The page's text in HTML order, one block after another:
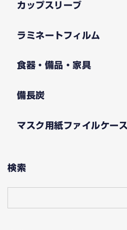
カップスリーブ
ラミネートフィルム
食器・備品・家具
備長炭
マスク用紙ファイルケース
検索